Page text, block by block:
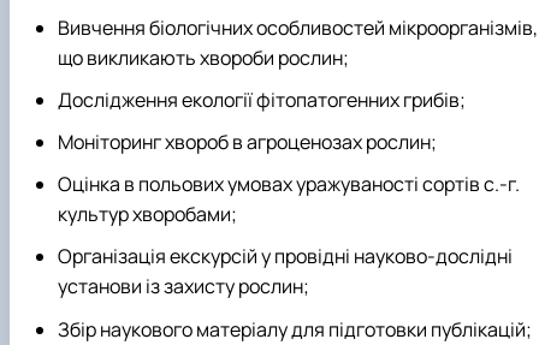
Вивчення біологічних особливостей мікроорганізмів,
що викликають хвороби рослин;
Дослідження екології фітопатогенних грибів;
Моніторинг хвороб в агроценозах рослин;
Оцінка в польових умовах уражуваності сортів с.-г.
культур хворобами;
Організація екскурсій у провідні науково-дослідні
установи із захисту рослин;
Збір наукового матеріалу для підготовки публікацій;